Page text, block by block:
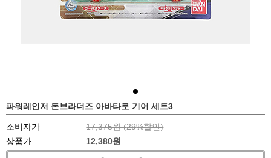
파워레인저 돈브라더즈 아바타로 기어 세트3
소비자가 17,375원 (29%할인)
상품가
12,380원